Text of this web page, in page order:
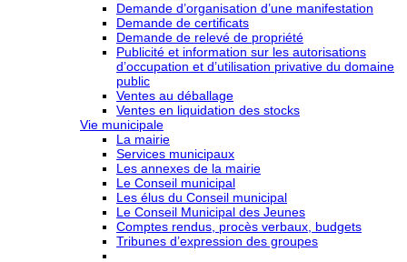
Demande d’organisation d’une manifestation
Demande de certificats
Demande de relevé de propriété
Publicité et information sur les autorisations
d’occupation et d’utilisation privative du domaine
public
Ventes au déballage
Ventes en liquidation des stocks
Vie municipale
La mairie
Services municipaux
Les annexes de la mairie
Le Conseil municipal
Les élus du Conseil municipal
Le Conseil Municipal des Jeunes
Comptes rendus, procès verbaux, budgets
Tribunes d’expression des groupes